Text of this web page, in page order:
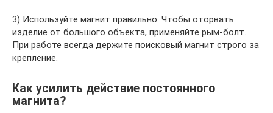
3) Используйте магнит правильно. Чтобы оторвать
изделие от большого объекта, применяйте рым-болт.
При работе всегда держите поисковый магнит строго за
крепление.
Как усилить действие постоянного
магнита?